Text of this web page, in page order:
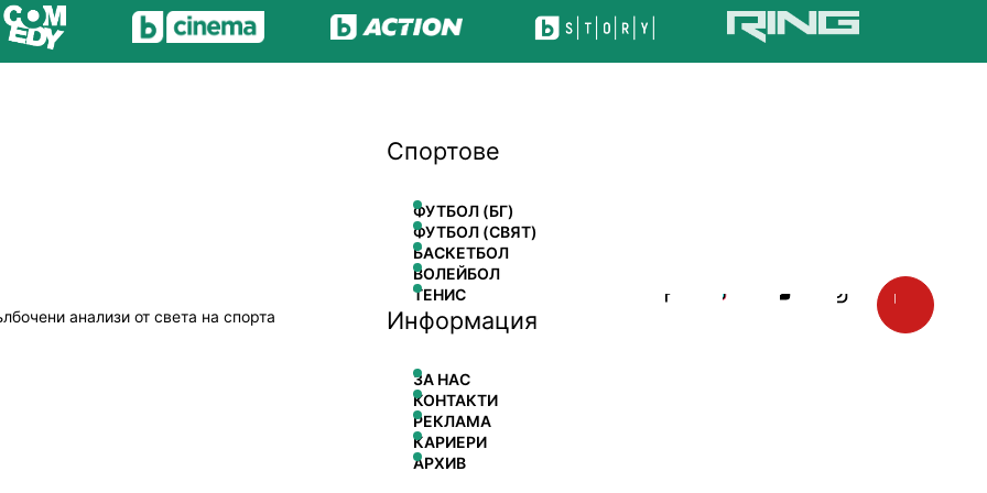
анализи от света на спорта
Спортове
ФУТБОЛ (БГ)
ФУТБОЛ (СВЯТ)
БАСКЕТБОЛ
ВОЛЕЙБОЛ
ТЕНИС
Информация
ЗА НАС
КОНТАКТИ
РЕКЛАМА
КАРИЕРИ
АРХИВ